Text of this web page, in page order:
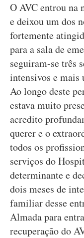
O AVC entrou na
e deixou um dos
fortemente
para a sala de
seguiram-se três
intensivos e mais
Ao longo deste
estava muito
acredito
querer e o
todos os
serviços do
determinante e
dois meses de
familiar desse
Almada para
recuperação do